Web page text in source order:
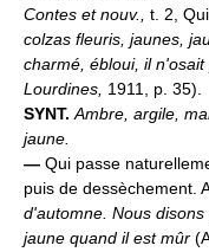
Contes et nouv., t. 2,
colzas fleuris, jaunes,
charmé, ébloui, il
Lourdines, 1911, p. 35).
SYNT. Ambre, argile,
jaune.
— Qui passe
puis de dessèchement.
d'automne. Nous
jaune quand il est mûr